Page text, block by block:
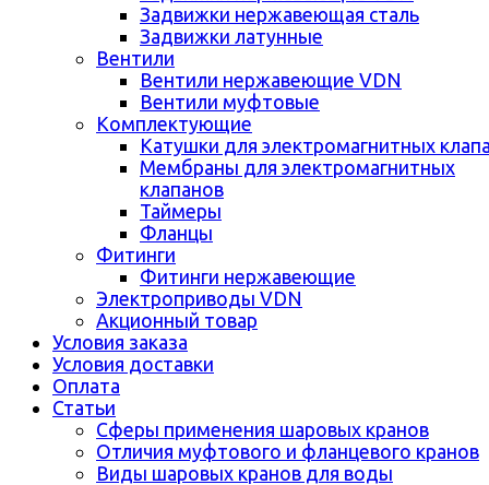
Задвижки нержавеющая сталь
Задвижки латунные
Вентили
Вентили нержавеющие VDN
Вентили муфтовые
Комплектующие
Катушки для электромагнитных
Мембраны для электромагнитных
клапанов
Таймеры
Фланцы
Фитинги
Фитинги нержавеющие
Электроприводы VDN
Акционный товар
Условия заказа
Условия доставки
Оплата
Статьи
Сферы применения шаровых кранов
Отличия муфтового и фланцевого кранов
Виды шаровых кранов для воды